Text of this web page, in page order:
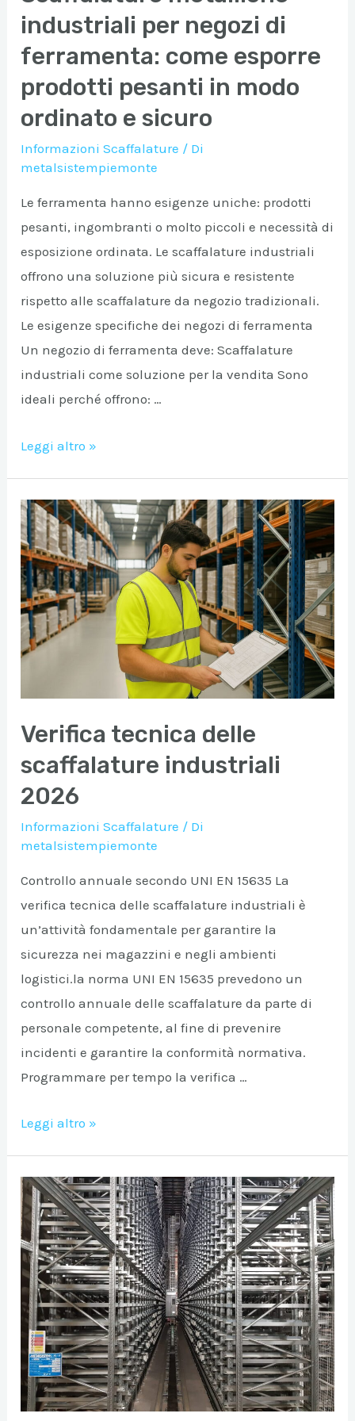
industriali per negozi di
ferramenta: come esporre
prodotti pesanti in modo
ordinato e sicuro
Informazioni Scaffalature / Di
metalsistempiemonte
Le ferramenta hanno esigenze uniche: prodotti
pesanti, ingombranti o molto piccoli e necessità di
esposizione ordinata. Le scaffalature industriali
offrono una soluzione più sicura e resistente
rispetto alle scaffalature da negozio tradizionali.
Le esigenze specifiche dei negozi di ferramenta
Un negozio di ferramenta deve: Scaffalature
industriali come soluzione per la vendita Sono
ideali perché offrono: …
Scaffalature
per
negozi
di
ferramenta:
come
esporre
modo
ordinato
e
Leggi altro »
Verifica tecnica delle
scaffalature industriali
2026
Informazioni Scaffalature / Di
metalsistempiemonte
Controllo annuale secondo UNI EN 15635 La
verifica tecnica delle scaffalature industriali è
un’attività fondamentale per garantire la
sicurezza nei magazzini e negli ambienti
logistici.la norma UNI EN 15635 prevedono un
controllo annuale delle scaffalature da parte di
personale competente, al fine di prevenire
incidenti e garantire la conformità normativa.
Programmare per tempo la verifica …
Verifica
scaffalature
industriali
2026
Leggi altro »